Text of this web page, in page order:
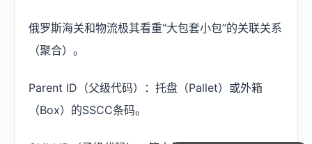
俄罗斯海关和物流极其看重“大包套小包”的关联关系
（聚合）。
Parent ID（父级代码）：托盘（Pallet）或外箱
（Box）的SSCC条码。